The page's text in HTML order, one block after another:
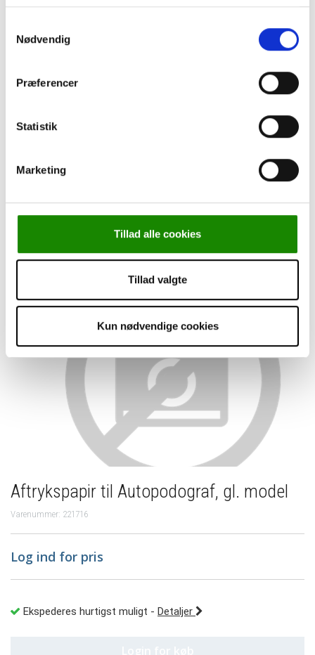
Nødvendig
Præferencer
Statistik
Marketing
Tillad alle cookies
Tillad valgte
Kun nødvendige cookies
Leasing
Persondatapolitik
Kurser
Forside - Fremstilling - Udstyr til fremstilling - Aftrykspapir
til Autopodograf, gl. model
Aftrykspapir til Autopodograf, gl. model
Varenummer: 221716
Log ind for pris
Ekspederes hurtigst muligt - Detaljer